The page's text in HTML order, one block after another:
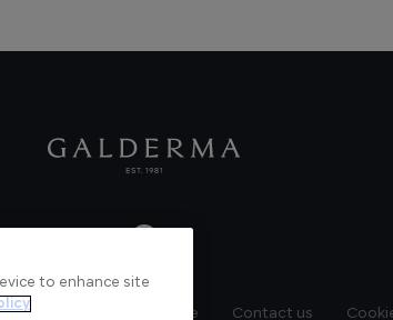
Verified Certificate Contact us
to enhance site